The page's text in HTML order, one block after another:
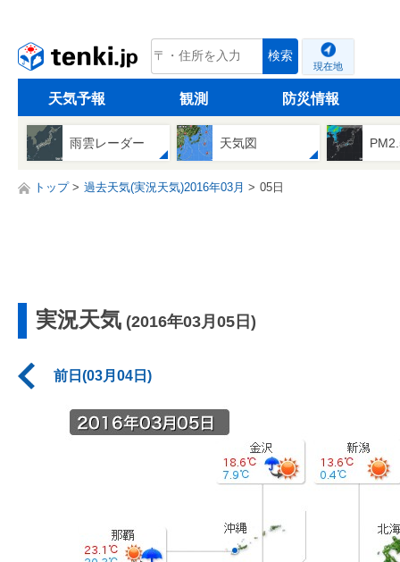
tenki.jp 検索
現在地
天気予報 観測 防災情報
雨雲レーダー 天気図
トップ 過去天気(実況天気)2016年03月 05日
実況天気 (2016年03月05日)
前日(03月04日)